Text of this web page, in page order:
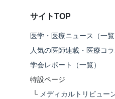
サイトTOP
医学・医療ニュース（一覧
人気の医師連載・医療コラ
学会レポート（一覧）
特設ページ
└ メディカルトリビュー